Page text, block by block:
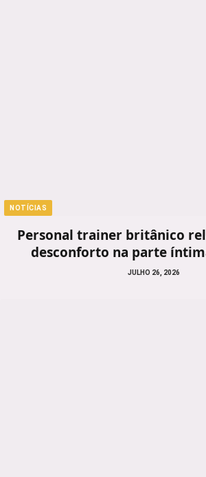
NOTÍCIAS
Personal trainer britânico
desconforto na parte
JULHO 26, 2026